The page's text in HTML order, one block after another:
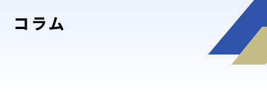
コラム